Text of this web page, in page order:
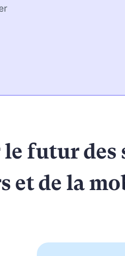
futur des
et de la